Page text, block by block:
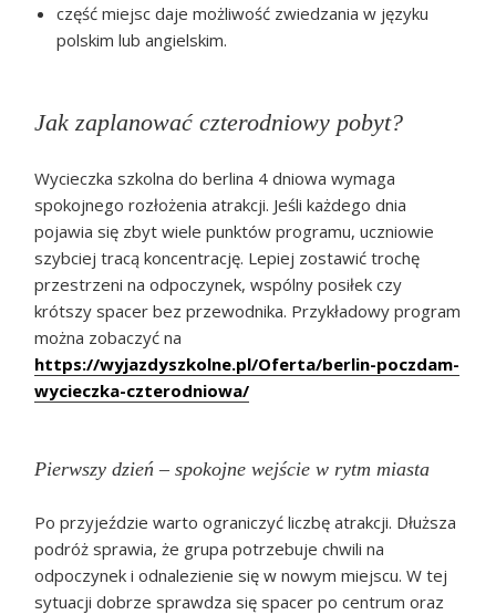
część miejsc daje możliwość zwiedzania w języku
polskim lub angielskim.
Jak zaplanować czterodniowy pobyt?
Wycieczka szkolna do berlina 4 dniowa wymaga
spokojnego rozłożenia atrakcji. Jeśli każdego dnia
pojawia się zbyt wiele punktów programu, uczniowie
szybciej tracą koncentrację. Lepiej zostawić trochę
przestrzeni na odpoczynek, wspólny posiłek czy
krótszy spacer bez przewodnika. Przykładowy program
można zobaczyć na
https://wyjazdyszkolne.pl/Oferta/berlin-poczdam-
wycieczka-czterodniowa/
Pierwszy dzień – spokojne wejście w rytm miasta
Po przyjeździe warto ograniczyć liczbę atrakcji. Dłuższa
podróż sprawia, że grupa potrzebuje chwili na
odpoczynek i odnalezienie się w nowym miejscu. W tej
sytuacji dobrze sprawdza się spacer po centrum oraz